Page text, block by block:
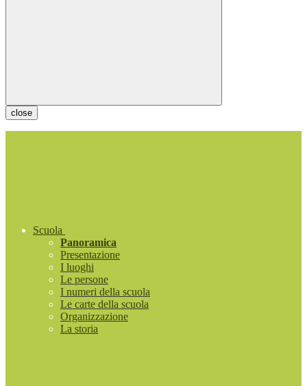
close
Scuola
Panoramica
Presentazione
I luoghi
Le persone
I numeri della scuola
Le carte della scuola
Organizzazione
La storia